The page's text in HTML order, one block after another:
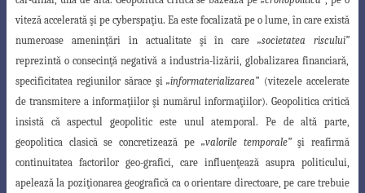
viteză accelerată şi pe cyberspaţiu. Ea este focalizată pe o lume, în care există
numeroase ameninţări în actualitate şi în care„societatea riscului”
reprezintă o consecinţă negativă a industria-lizării, globalizarea financiară,
specificitatea regiunilor sărace şi„informaterializarea” (vitezele accelerate
de transmitere a informaţiilor şi numărul informaţiilor). Geopolitica critică
insistă că aspectul geopolitic este unul atemporal. Pe de altă parte,
geopolitica clasică se concretizează pe „valorile temporale”şi reafirmă
continuitatea factorilor geo-grafici, care influenţează asupra politicului,
apelează la poziţionarea geografică ca o orientare directoare, pe care trebuie